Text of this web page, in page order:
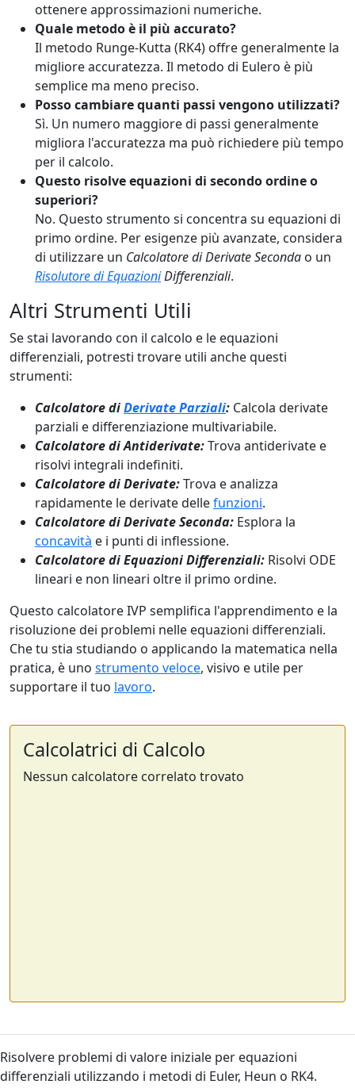
ottenere approssimazioni numeriche.
Quale metodo è il più accurato?
Il metodo Runge-Kutta (RK4) offre generalmente la
migliore accuratezza. Il metodo di Eulero è più
semplice ma meno preciso.
Posso cambiare quanti passi vengono utilizzati?
Sì. Un numero maggiore di passi generalmente
migliora l'accuratezza ma può richiedere più tempo
per il calcolo.
Questo risolve equazioni di secondo ordine o
superiori?
No. Questo strumento si concentra su equazioni di
primo ordine. Per esigenze più avanzate, considera
di utilizzare un Calcolatore di Derivate Seconda o un
Risolutore di EquazioniDifferenziali.
Altri Strumenti Utili
Se stai lavorando con il calcolo e le equazioni
differenziali, potresti trovare utili anche questi
strumenti:
Calcolatore diDerivate Parziali: Calcola derivate
parziali e differenziazione multivariabile.
Calcolatore di Antiderivate:Trova antiderivate e
risolvi integrali indefiniti.
Calcolatore di Derivate:Trova e analizza
rapidamente le derivate dellefunzioni.
Calcolatore di Derivate Seconda: Esplora la
concavità e i punti di inflessione.
Calcolatore di Equazioni Differenziali: Risolvi ODE
lineari e non lineari oltre il primo ordine.
Questo calcolatore IVP semplifica l'apprendimento e la
risoluzione dei problemi nelle equazioni differenziali.
Che tu stia studiando o applicando la matematica nella
pratica, è uno strumento veloce, visivo e utile per
supportare il tuo lavoro.
Calcolatrici di Calcolo
Nessun calcolatore correlato trovato
Risolvere problemi di valore iniziale per equazioni
differenziali utilizzando i metodi di Euler, Heun o RK4.